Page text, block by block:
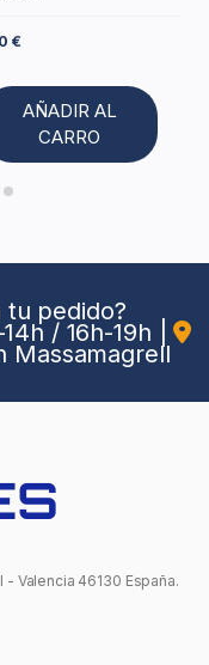
€
AÑADIR AL
CARRO
tu pedido?
/ 16h-19h
Massamagrell
- Valencia 46130 España.